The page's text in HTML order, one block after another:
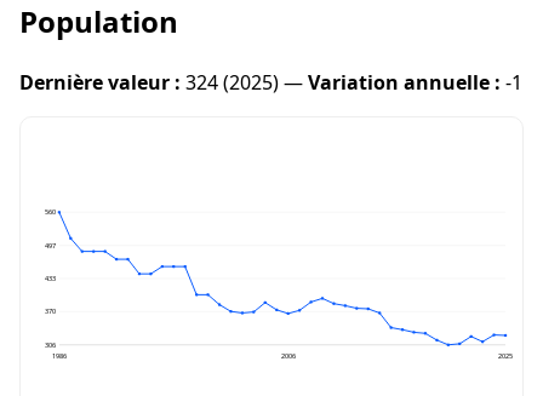
Population
Dernière valeur : 324 (2025) —Variation annuelle : -1
560
497
433
370
306
1986
2006 2025